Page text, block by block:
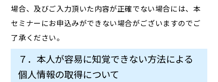
場合、及びご入力頂いた内容が正確でない場合には、本
セミナーにお申込みができない場合がございますのでご
了承ください。
７．本人が容易に知覚できない方法による
個人情報の取得について